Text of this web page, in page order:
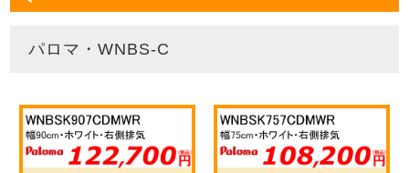
パロマ・WNBS-C